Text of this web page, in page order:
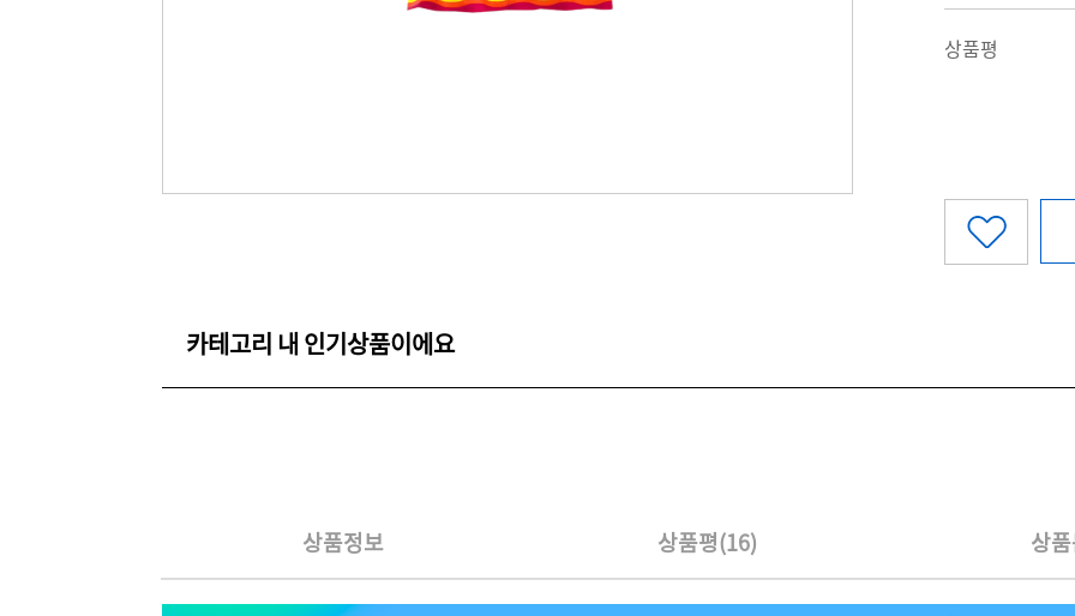
상품평
카테고리 내 인기상품이에요
상품정보 상품평(16) 상